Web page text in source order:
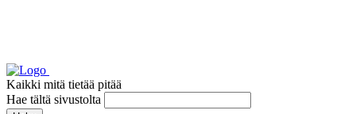
Kaikki mitä tietää pitää
Hae tältä sivustolta